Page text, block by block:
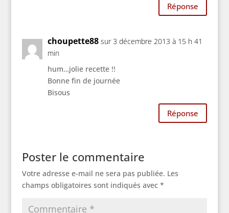
Réponse
choupette88 sur 3 décembre 2013 à 15 h 41
min
hum…jolie recette !!
Bonne fin de journée
Bisous
Réponse
Poster le commentaire
Votre adresse e-mail ne sera pas publiée. Les
champs obligatoires sont indiqués avec *